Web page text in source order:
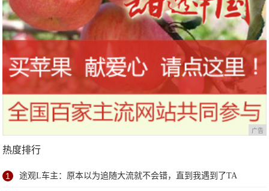
广告
热度排行
1 途观L车主：原本以为追随大流就不会错，直到我遇到了TA